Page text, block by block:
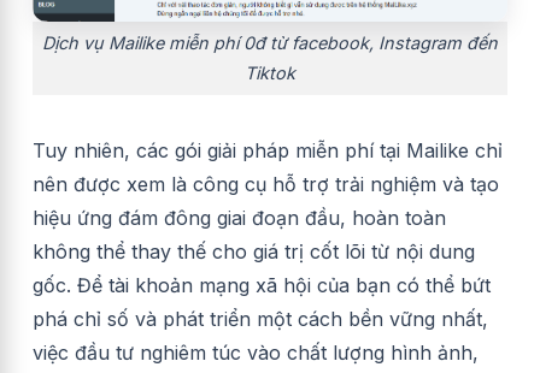
Dịch vụ Mailike miễn phí 0đ từ facebook, Instagram đến
Tiktok
Tuy nhiên, các gói giải pháp miễn phí tại Mailike chỉ
nên được xem là công cụ hỗ trợ trải nghiệm và tạo
hiệu ứng đám đông giai đoạn đầu, hoàn toàn
không thể thay thế cho giá trị cốt lõi từ nội dung
gốc. Để tài khoản mạng xã hội của bạn có thể bứt
phá chỉ số và phát triển một cách bền vững nhất,
việc đầu tư nghiêm túc vào chất lượng hình ảnh,